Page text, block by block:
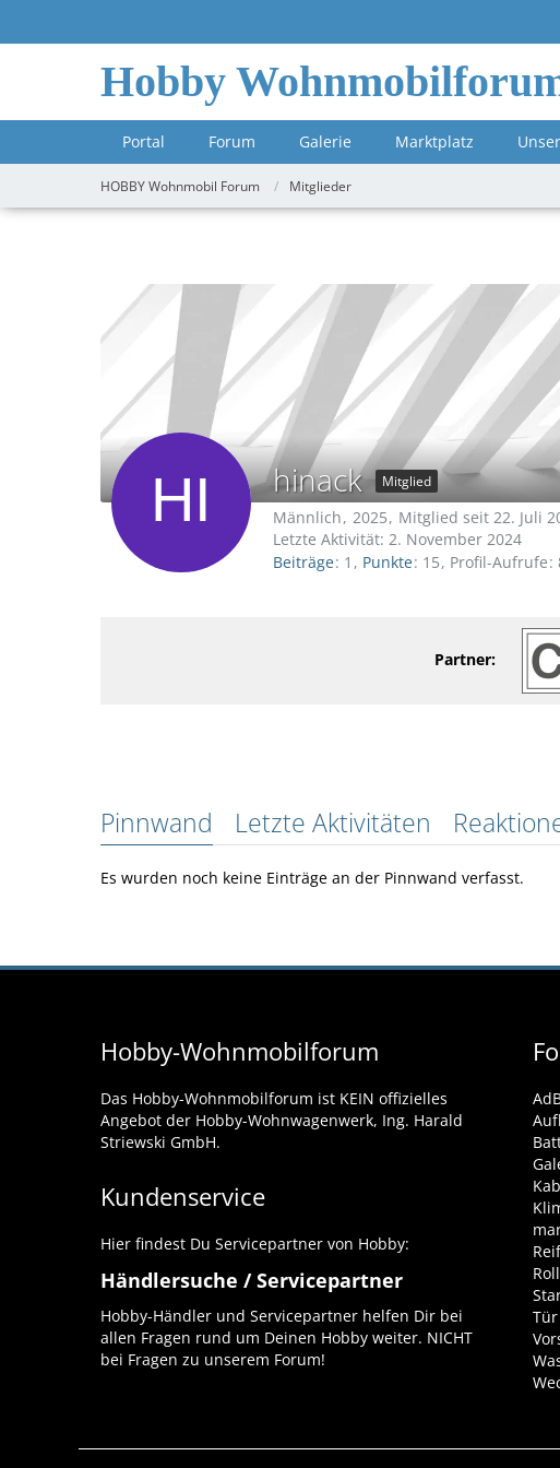
Hobby
Portal Forum Galerie Marktplatz
HOBBY Wohnmobil Forum Mitglieder
hinack Mitglied
Männlich 2025
Mitglied seit 22. Juli
Letzte Aktivität: 2. November 2024
Beiträge 1 Punkte 15 Profil-Aufrufe
Partner:
Pinnwand Letzte Aktivitäten
Es wurden noch keine Einträge an der Pinnwand verfasst.
Hobby-Wohnmobilforum
Das Hobby-Wohnmobilforum ist KEIN offizielles
Angebot der Hobby-Wohnwagenwerk, Ing. Harald
Striewski GmbH.
Kundenservice
Hier findest Du Servicepartner von Hobby:
Händlersuche / Servicepartner
Hobby-Händler und Servicepartner helfen Dir bei
allen Fragen rund um Deinen Hobby weiter. NICHT
bei Fragen zu unserem Forum!
Tür